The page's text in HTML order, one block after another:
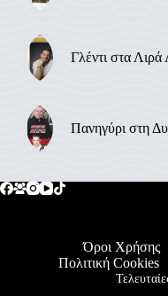
Γλέντι στα Λιρά
Πανηγύρι στη
Όροι Χρήσης
Πολιτική Cookies